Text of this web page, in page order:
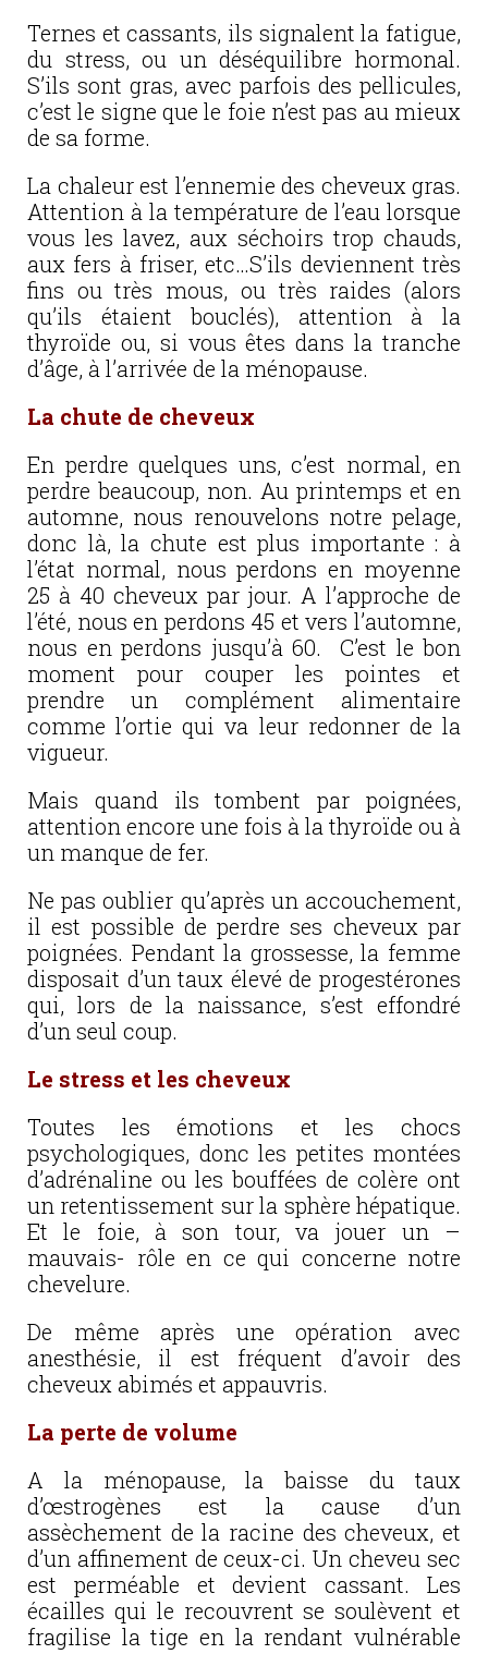
Ternes et cassants, ils signalent la fatigue,
du stress, ou un déséquilibre hormonal.
S’ils sont gras, avec parfois des pellicules,
c’est le signe que le foie n’est pas au mieux
de sa forme.
La chaleur est l’ennemie des cheveux gras.
Attention à la température de l’eau lorsque
vous les lavez, aux séchoirs trop chauds,
aux fers à friser, etc…S’ils deviennent très
fins ou très mous, ou très raides (alors
qu’ils étaient bouclés), attention à la
thyroïde ou, si vous êtes dans la tranche
d’âge, à l’arrivée de la ménopause.
La chute de cheveux
En perdre quelques uns, c’est normal, en
perdre beaucoup, non. Au printemps et en
automne, nous renouvelons notre pelage,
donc là, la chute est plus importante : à
l’état normal, nous perdons en moyenne
25 à 40 cheveux par jour. A l’approche de
l’été, nous en perdons 45 et vers l’automne,
nous en perdons jusqu’à 60. C’est le bon
moment pour couper les pointes et
prendre un complément alimentaire
comme l’ortie qui va leur redonner de la
vigueur.
Mais quand ils tombent par poignées,
attention encore une fois à la thyroïde ou à
un manque de fer.
Ne pas oublier qu’après un accouchement,
il est possible de perdre ses cheveux par
poignées. Pendant la grossesse, la femme
disposait d’un taux élevé de progestérones
qui, lors de la naissance, s’est effondré
d’un seul coup.
Le stress et les cheveux
Toutes les émotions et les chocs
psychologiques, donc les petites montées
d’adrénaline ou les bouffées de colère ont
un retentissement sur la sphère hépatique.
Et le foie, à son tour, va jouer un –
mauvais- rôle en ce qui concerne notre
chevelure.
De même après une opération avec
anesthésie, il est fréquent d’avoir des
cheveux abimés et appauvris.
La perte de volume
A la ménopause, la baisse du taux
d’œstrogènes est la cause d’un
assèchement de la racine des cheveux, et
d’un affinement de ceux-ci. Un cheveu sec
est perméable et devient cassant. Les
écailles qui le recouvrent se soulèvent et
fragilise la tige en la rendant vulnérable